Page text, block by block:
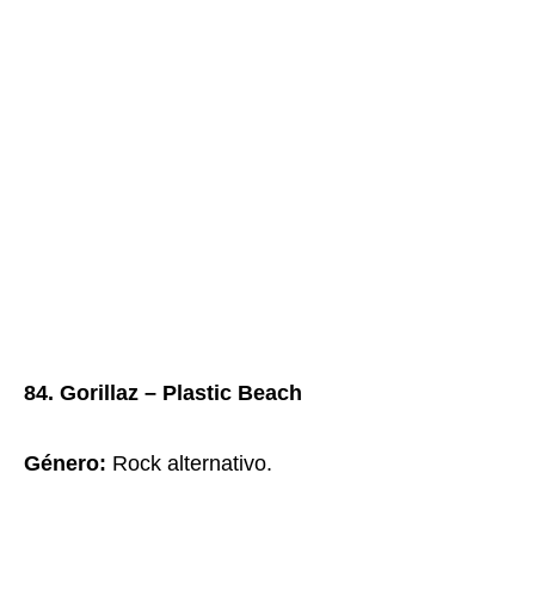
84. Gorillaz – Plastic Beach
Género: Rock alternativo.